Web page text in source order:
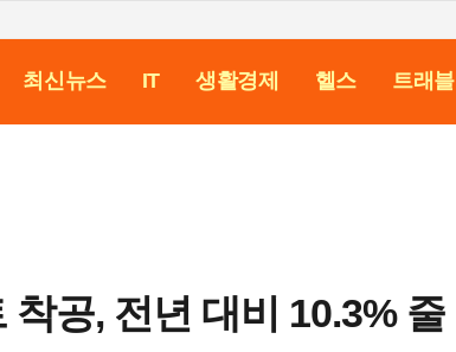
최신뉴스 IT 생활경제 헬스 트래블
공, 전년 대비 10.3% 줄